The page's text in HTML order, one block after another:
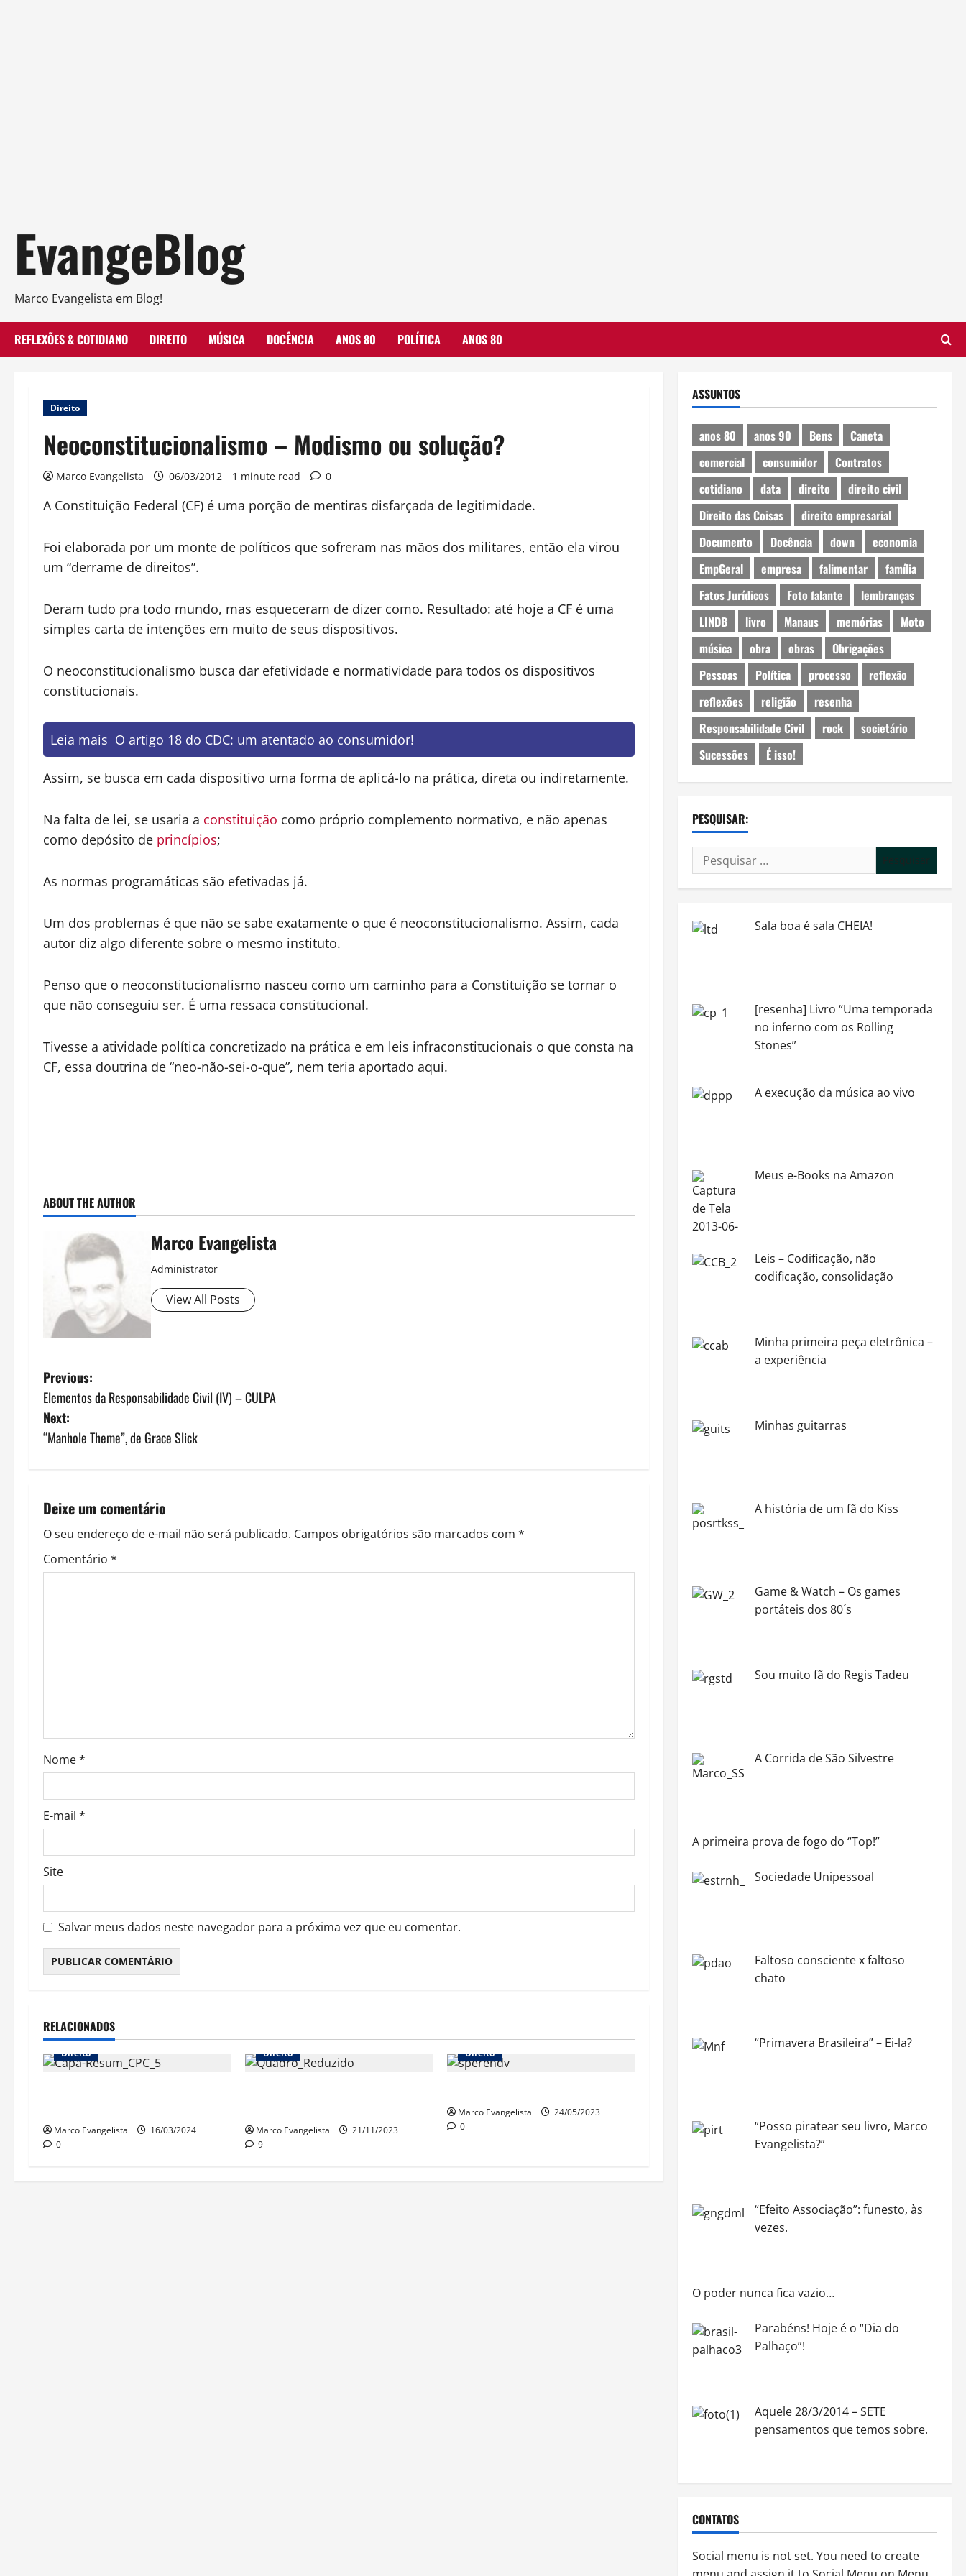
content
EvangeBlog
Marco Evangelista em Blog!
REFLEXÕES & COTIDIANO DIREITO MÚSICA DOCÊNCIA ANOS 80 POLÍTICA ANOS 80
Direito
Neoconstitucionalismo – Modismo ou solução?
Marco Evangelista 06/03/2012 1 minute read 0
A Constituição Federal (CF) é uma porção de mentiras disfarçada de legitimidade.
Foi elaborada por um monte de políticos que sofreram nas mãos dos militares, então ela virou
um “derrame de direitos”.
Deram tudo pra todo mundo, mas esqueceram de dizer como. Resultado: até hoje a CF é uma
simples carta de intenções em muito de seus dispositivos.
O neoconstitucionalismo busca dar efetividade e normatividade para todos os dispositivos
constitucionais.
Leia mais O artigo 18 do CDC: um atentado ao consumidor!
Assim, se busca em cada dispositivo uma forma de aplicá-lo na prática, direta ou indiretamente.
Na falta de lei, se usaria a constituição como próprio complemento normativo, e não apenas
como depósito de princípios;
As normas programáticas são efetivadas já.
Um dos problemas é que não se sabe exatamente o que é neoconstitucionalismo. Assim, cada
autor diz algo diferente sobre o mesmo instituto.
Penso que o neoconstitucionalismo nasceu como um caminho para a Constituição se tornar o
que não conseguiu ser. É uma ressaca constitucional.
Tivesse a atividade política concretizado na prática e em leis infraconstitucionais o que consta na
CF, essa doutrina de “neo-não-sei-o-que”, nem teria aportado aqui.
ABOUT THE AUTHOR
Marco Evangelista
Administrator
View All Posts
P
o
s
n
a
v
o
n
Previous:
Elementos da Responsabilidade Civil (IV) – CULPA
Next:
“Manhole Theme”, de Grace Slick
Deixe um comentário
O seu endereço de e-mail não será publicado. Campos obrigatórios são marcados com *
Comentário *
Nome*
E-mail *
Site
Salvar meus dados neste navegador para a próxima vez que eu comentar.
RELACIONADOS
Direito
Marco Evangelista
16/03/2024
0
Direito
Marco Evangelista
21/11/2023
9
Direito
Marco Evangelista
24/05/2023
0
ASSUNTOS
anos 80 anos 90 Bens
Caneta
comercial
consumidor
Contratos
cotidiano
data direito
direito civil
Direito das Coisas
direito empresarial
Documento
Docência down
economia
EmpGeral
empresa falimentar
família
Fatos Jurídicos
Foto falante
lembranças
LINDB
livro Manaus memórias
Moto
música
obra obras
Obrigações
Pessoas
Política processo
reflexão
reflexões
religião
resenha
Responsabilidade Civil
rock
societário
Sucessões
É isso!
PESQUISAR:
Pesquisar
por:
Sala boa é sala CHEIA!
[resenha] Livro “Uma temporada
no inferno com os Rolling
Stones”
A execução da música ao vivo
Meus e-Books na Amazon
Leis – Codificação, não
codificação, consolidação
Minha primeira peça eletrônica –
a experiência
Minhas guitarras
A história de um fã do Kiss
Game & Watch – Os games
portáteis dos 80´s
Sou muito fã do Regis Tadeu
A Corrida de São Silvestre
A primeira prova de fogo do “Top!”
Sociedade Unipessoal
Faltoso consciente x faltoso
chato
“Primavera Brasileira” – Ei-la?
“Posso piratear seu livro, Marco
Evangelista?”
“Efeito Associação”: funesto, às
vezes.
O poder nunca fica vazio…
Parabéns! Hoje é o “Dia do
Palhaço”!
Aquele 28/3/2014 – SETE
pensamentos que temos sobre.
CONTATOS
Social menu is not set. You need to create